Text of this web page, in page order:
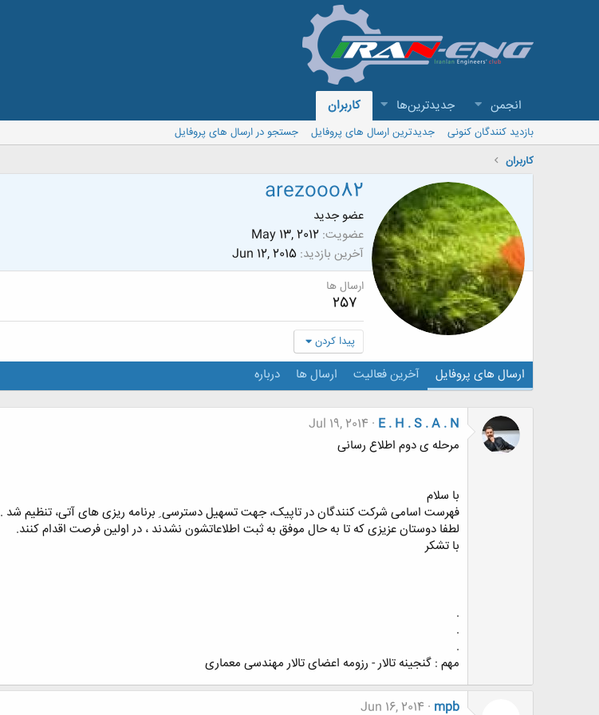
انجمن جدیدترین‌ها کاربران
بازدید کنندگان کنونی جدیدترین ارسال های پروفایل
جستجو در ارسال های پروفایل
کاربران
arezooo82
عضو جدید
عضویت May 13, 2012
آخرین بازدید Jun 12, 2015
ارسال ها
257
پیدا کردن
ارسال های پروفایل آخرین فعالیت ارسال ها درباره
E . H . S . A . N
Jul 19, 2014
مرحله ی دوم اطلاع رسانی
با سلام
فهرست اسامی شرکت کنندگان در تاپیک، جهت تسهیل دسترسی ِ برنامه ریزی های آتی، تنظیم شد .
لطفا دوستان عزیزی که تا به حال موفق به ثبت اطلاعاتشون نشدند ، در اولین فرصت اقدام کنند.
با تشکر
.
.
.
مهم : گنجینه تالار - رزومه اعضای تالار مهندسی معماری
mpb
Jun 16, 2014